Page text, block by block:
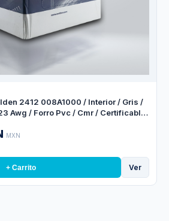
2412 008A1000 / Interior / Gris /
Awg / Forro Pvc / Cmr / Certificable
Pies 305 Metros
MXN
+ Carrito Ver